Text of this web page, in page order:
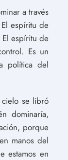
a través
espíritu de
espíritu de
Es un
política del
cielo se libró
dominaría,
porque
manos del
estamos en